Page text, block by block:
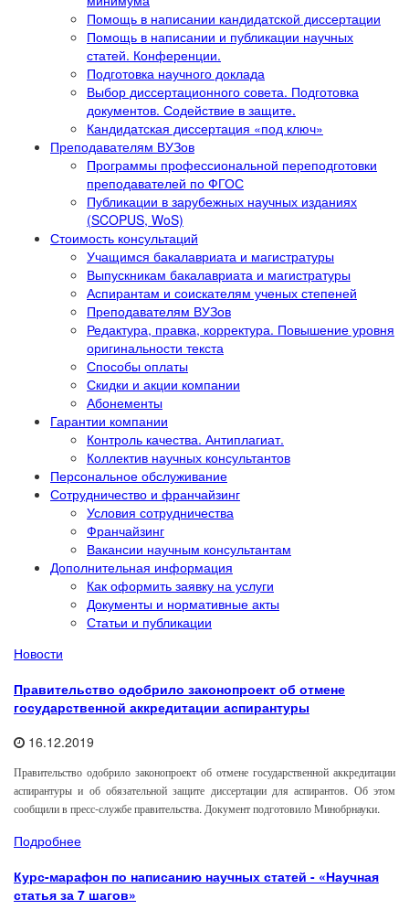
Помощь в написании кандидатской диссертации
Помощь в написании и публикации научных
статей. Конференции.
Подготовка научного доклада
Выбор диссертационного совета. Подготовка
документов. Содействие в защите.
Кандидатская диссертация «под ключ»
Преподавателям ВУЗов
Программы профессиональной переподготовки
преподавателей по ФГОС
Публикации в зарубежных научных изданиях
(SCOPUS, WoS)
Стоимость консультаций
Учащимся бакалавриата и магистратуры
Выпускникам бакалавриата и магистратуры
Аспирантам и соискателям ученых степеней
Преподавателям ВУЗов
Редактура, правка, корректура. Повышение уровня
оригинальности текста
Способы оплаты
Скидки и акции компании
Абонементы
Гарантии компании
Контроль качества. Антиплагиат.
Коллектив научных консультантов
Персональное обслуживание
Сотрудничество и франчайзинг
Условия сотрудничества
Франчайзинг
Вакансии научным консультантам
Дополнительная информация
Как оформить заявку на услуги
Документы и нормативные акты
Статьи и публикации
Новости
Правительство одобрило законопроект об отмене
государственной аккредитации аспирантуры
16.12.2019
Правительство одобрило законопроект об отмене государственной аккредитации
аспирантуры и об обязательной защите диссертации для аспирантов. Об этом
сообщили в пресс-службе правительства. Документ подготовило Минобрнауки.
Подробнее
Курс-марафон по написанию научных статей - «Научная
статья за 7 шагов»